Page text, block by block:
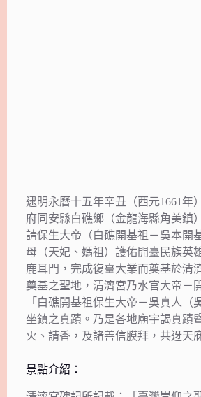
逮明永曆十五年辛丑（西元1661年
府同安縣白礁鄉（金龍海縣角美鎮
請保生大帝（白礁開基祖－吳本開
母（天妃、媽祖）護佑開臺民族英
鹿耳門，完成復臺大業而奠基於清
奠基之聖地，清濟宮乃水官大帝－
「白礁開基祖保生大帝－吳真人（
坐鎮之真蹟。乃是各地廟宇謁真蹟
火、請香，及諸善信膜拜，共迓天
景點介紹：